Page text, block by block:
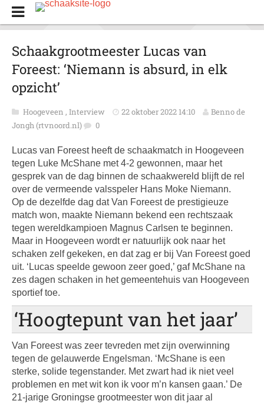
Schaakgrootmeester Lucas van
Foreest: ‘Niemann is absurd, in elk
opzicht’
Hoogeveen , Interview 22 oktober 2022 14:10
Benno de
Jongh (rtvnoord.nl)
0
Lucas van Foreest heeft de schaakmatch in Hoogeveen
tegen Luke McShane met 4-2 gewonnen, maar het
gesprek van de dag binnen de schaakwereld blijft de rel
over de vermeende valsspeler Hans Moke Niemann.
Op de dezelfde dag dat Van Foreest de prestigieuze
match won, maakte Niemann bekend een rechtszaak
tegen wereldkampioen Magnus Carlsen te beginnen.
Maar in Hoogeveen wordt er natuurlijk ook naar het
schaken zelf gekeken, en dat zag er bij Van Foreest goed
uit. ‘Lucas speelde gewoon zeer goed,’ gaf McShane na
zes dagen schaken in het gemeentehuis van Hoogeveen
sportief toe.
‘Hoogtepunt van het jaar’
Van Foreest was zeer tevreden met zijn overwinning
tegen de gelauwerde Engelsman. ‘McShane is een
sterke, solide tegenstander. Met zwart had ik niet veel
problemen en met wit kon ik voor m’n kansen gaan.’ De
21-jarige Groningse grootmeester won dit jaar al